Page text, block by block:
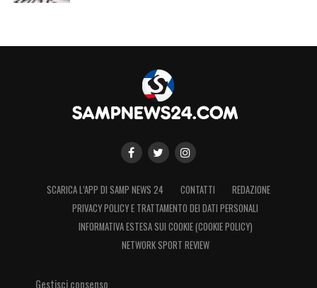
SCARICA L’APP DI SAMP NEWS 24 CONTATTI
REDAZIONE
PRIVACY POLICY E TRATTAMENTO DEI DATI PERSONALI
INFORMATIVA ESTESA SUI COOKIE (COOKIE POLICY)
NETWORK SPORT REVIEW
Gestisci consenso